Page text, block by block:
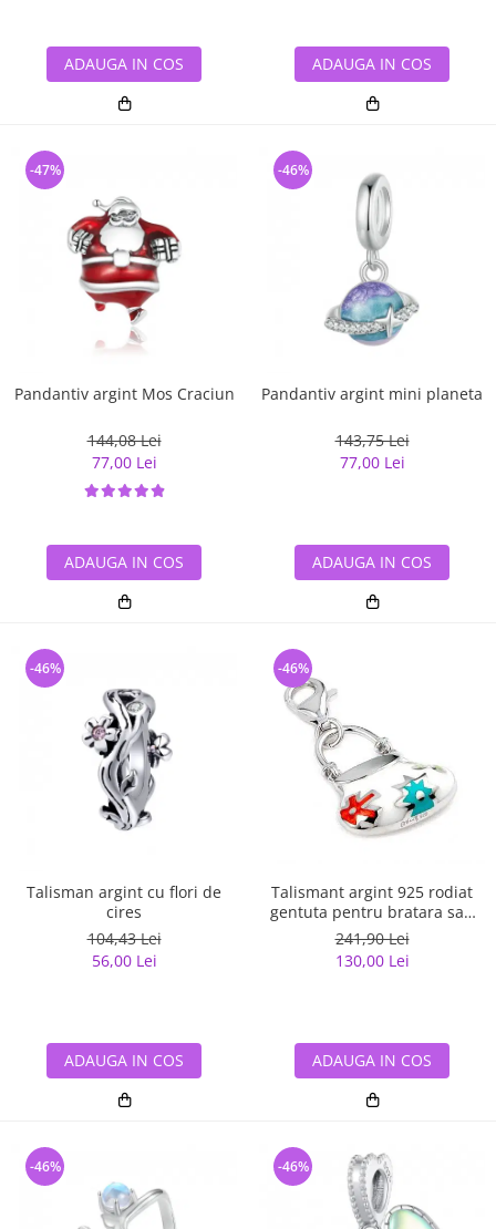
ADAUGA IN COS ADAUGA IN COS
Pandantiv argint Mos Craciun
144,08 Lei
77,00 Lei
-47%
ADAUGA IN COS
Pandantiv argint mini planeta
143,75 Lei
77,00 Lei
-46%
ADAUGA IN COS
Talisman argint cu flori de
cires
104,43 Lei
56,00 Lei
-46%
ADAUGA IN COS
Talismant argint 925 rodiat
gentuta pentru bratara sau
lant
241,90 Lei
130,00 Lei
-46%
ADAUGA IN COS
-46% -46%